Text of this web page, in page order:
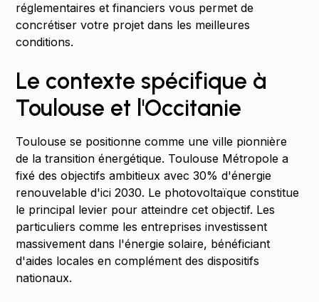
réglementaires et financiers vous permet de
concrétiser votre projet dans les meilleures
conditions.
Le contexte spécifique à
Toulouse et l'Occitanie
Toulouse se positionne comme une ville pionnière
de la transition énergétique. Toulouse Métropole a
fixé des objectifs ambitieux avec 30% d'énergie
renouvelable d'ici 2030. Le photovoltaïque constitue
le principal levier pour atteindre cet objectif. Les
particuliers comme les entreprises investissent
massivement dans l'énergie solaire, bénéficiant
d'aides locales en complément des dispositifs
nationaux.